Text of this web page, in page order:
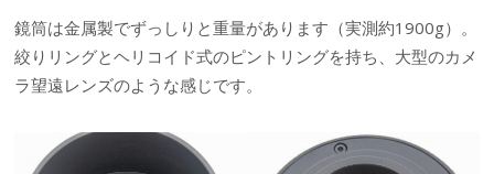
鏡筒は金属製でずっしりと重量があります（実測約1900g）。
絞りリングとヘリコイド式のピントリングを持ち、大型のカメ
ラ望遠レンズのような感じです。